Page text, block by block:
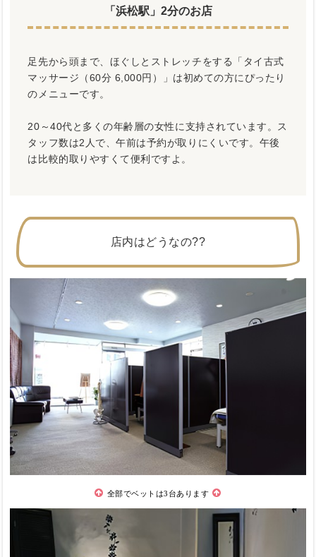
「浜松駅」2分のお店
足先から頭まで、ほぐしとストレッチをする「タイ古式
マッサージ（60分 6,000円）」は初めての方にぴったり
のメニューです。
20～40代と多くの年齢層の女性に支持されています。ス
タッフ数は2人で、午前は予約が取りにくいです。午後
は比較的取りやすくて便利ですよ。
店内はどうなの??
全部でベットは3台あります